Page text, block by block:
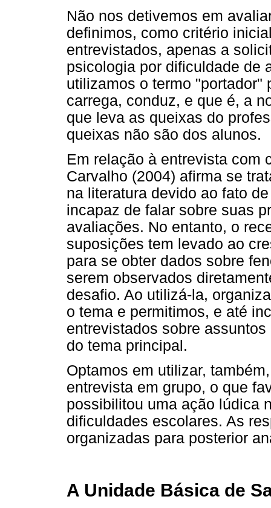
Não nos detivemos em
definimos, como critério
entrevistados, apenas a
psicologia por dificuldade de
utilizamos o termo "portador"
carrega, conduz, e que é, a
que leva as queixas do
queixas não são dos alunos.
Em relação à entrevista com
Carvalho (2004) afirma se
na literatura devido ao fato
incapaz de falar sobre suas
avaliações. No entanto, o
suposições tem levado ao
para se obter dados sobre
serem observados
desafio. Ao utilizá-la,
o tema e permitimos, e até
entrevistados sobre
do tema principal.
Optamos em utilizar,
entrevista em grupo, o que
possibilitou uma ação lúdica
dificuldades escolares. As
organizadas para posterior
A Unidade Básica de